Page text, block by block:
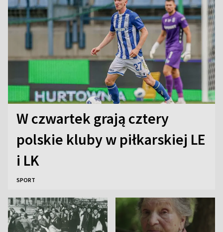
W czwartek grają cztery
polskie kluby w piłkarskiej LE
i LK
SPORT